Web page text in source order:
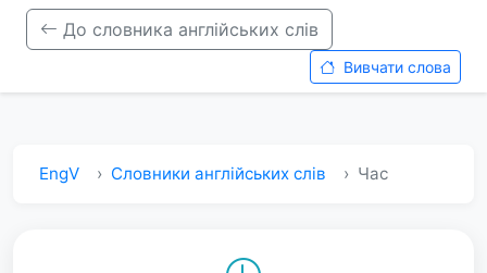
До словника англійських слів
Вивчати слова
EngV Словники англійських слів Час